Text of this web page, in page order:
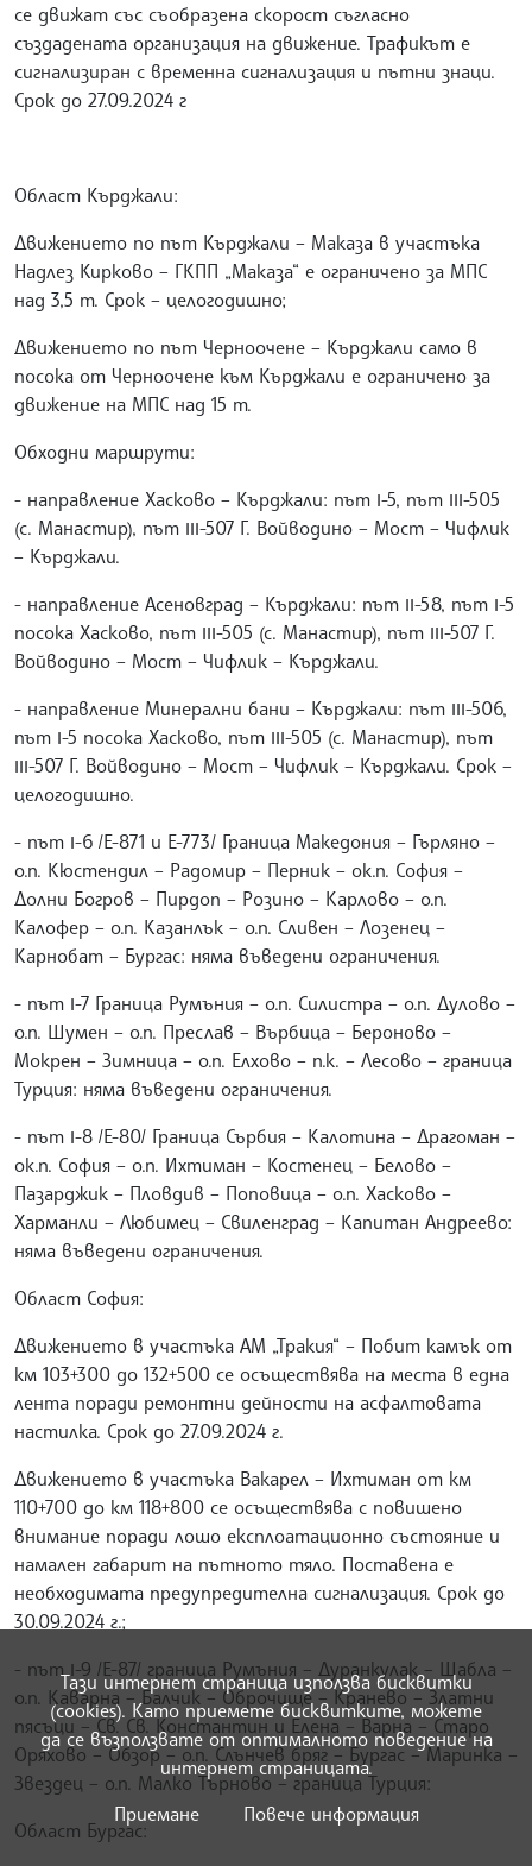
се движат със съобразена скорост съгласно
създадената организация на движение. Трафикът е
сигнализиран с временна сигнализация и пътни знаци.
Срок до 27.09.2024 г
Област Кърджали:
Движението по път Кърджали – Маказа в участъка
Надлез Кирково – ГКПП „Маказа“ е ограничено за МПС
над 3,5 т. Срок – целогодишно;
Движението по път Черноочене – Кърджали само в
посока от Черноочене към Кърджали е ограничено за
движение на МПС над 15 т.
Обходни маршрути:
- направление Хасково – Кърджали: път І-5, път ІІІ-505
(с. Манастир), път ІІІ-507 Г. Войводино – Мост – Чифлик
– Кърджали.
- направление Асеновград – Кърджали: път ІІ-58, път І-5
посока Хасково, път ІІІ-505 (с. Манастир), път ІІІ-507 Г.
Войводино – Мост – Чифлик – Кърджали.
- направление Минерални бани – Кърджали: път ІІІ-506,
път І-5 посока Хасково, път ІІІ-505 (с. Манастир), път
ІІІ-507 Г. Войводино – Мост – Чифлик – Кърджали. Срок –
целогодишно.
- път І-6 /Е-871 и Е-773/ Граница Македония – Гърляно –
о.п. Кюстендил – Радомир – Перник – ок.п. София –
Долни Богров – Пирдоп – Розино – Карлово – о.п.
Калофер – о.п. Казанлък – о.п. Сливен – Лозенец –
Карнобат – Бургас: няма въведени ограничения.
- път І-7 Граница Румъния – о.п. Силистра – о.п. Дулово –
о.п. Шумен – о.п. Преслав – Върбица – Бероново –
Мокрен – Зимница – о.п. Елхово – п.к. – Лесово – граница
Турция: няма въведени ограничения.
- път І-8 /Е-80/ Граница Сърбия – Калотина – Драгоман –
ок.п. София – о.п. Ихтиман – Костенец – Белово –
Пазарджик – Пловдив – Поповица – о.п. Хасково –
Харманли – Любимец – Свиленград – Капитан Андреево:
няма въведени ограничения.
Област София:
Движението в участъка АМ „Тракия“ – Побит камък от
км 103+300 до 132+500 се осъществява на места в една
лента поради ремонтни дейности на асфалтовата
настилка. Срок до 27.09.2024 г.
Движението в участъка Вакарел – Ихтиман от км
110+700 до км 118+800 се осъществява с повишено
внимание поради лошо експлоатационно състояние и
намален габарит на пътното тяло. Поставена е
необходимата предупредителна сигнализация. Срок до
30.09.2024 г.;
- път І-9 /Е-87/ граница Румъния – Дуранкулак – Шабла –
о.п. Каварна – Балчик – Оброчище – Кранево – Златни
пясъци – Св. Св. Константин и Елена – Варна – Старо
Оряхово – Обзор – о.п. Слънчев бряг – Бургас – Маринка –
Звездец – о.п. Малко Търново – граница Турция:
Област Бургас:
Тази интернет страница използва бисквитки
(cookies). Като приемете бисквитките, можете
да се възползвате от оптималното поведение на
интернет страницата.
Приемане
Повече информация